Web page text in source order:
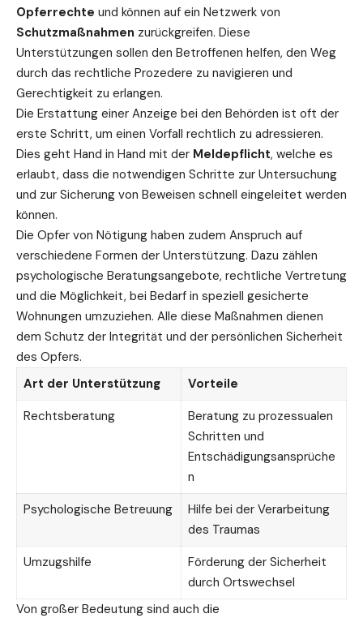
Opferrechte und können auf ein Netzwerk von
Schutzmaßnahmen zurückgreifen. Diese
Unterstützungen sollen den Betroffenen helfen, den Weg
durch das rechtliche Prozedere zu navigieren und
Gerechtigkeit zu erlangen.
Die Erstattung einer Anzeige bei den Behörden ist oft der
erste Schritt, um einen Vorfall rechtlich zu adressieren.
Dies geht Hand in Hand mit der Meldepflicht, welche es
erlaubt, dass die notwendigen Schritte zur Untersuchung
und zur Sicherung von Beweisen schnell eingeleitet werden
können.
Die Opfer von Nötigung haben zudem Anspruch auf
verschiedene Formen der Unterstützung. Dazu zählen
psychologische Beratungsangebote, rechtliche Vertretung
und die Möglichkeit, bei Bedarf in speziell gesicherte
Wohnungen umzuziehen. Alle diese Maßnahmen dienen
dem Schutz der Integrität und der persönlichen Sicherheit
des Opfers.
Art der Unterstützung
Vorteile
Rechtsberatung
Beratung zu prozessualen
Schritten und
Entschädigungsansprüche
n
Psychologische Betreuung
Hilfe bei der Verarbeitung
des Traumas
Umzugshilfe
Förderung der Sicherheit
durch Ortswechsel
Von großer Bedeutung sind auch die